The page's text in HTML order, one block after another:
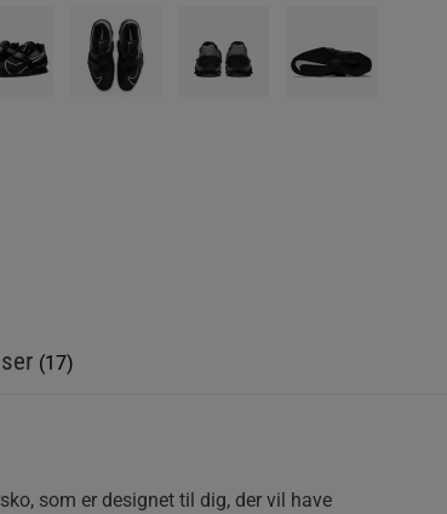
(17)
som er designet til dig, der vil have